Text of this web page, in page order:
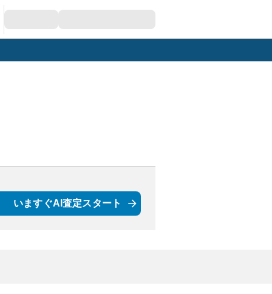
いますぐAI査定スタート